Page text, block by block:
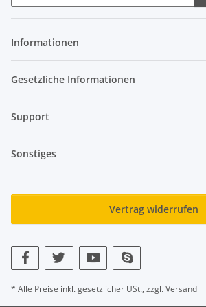
Informationen
Gesetzliche Informationen
Support
Sonstiges
Vertrag widerrufen
* Alle Preise inkl. gesetzlicher USt., zzgl.Versand